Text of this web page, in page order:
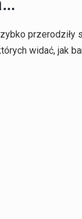
przerodziły
widać, jak